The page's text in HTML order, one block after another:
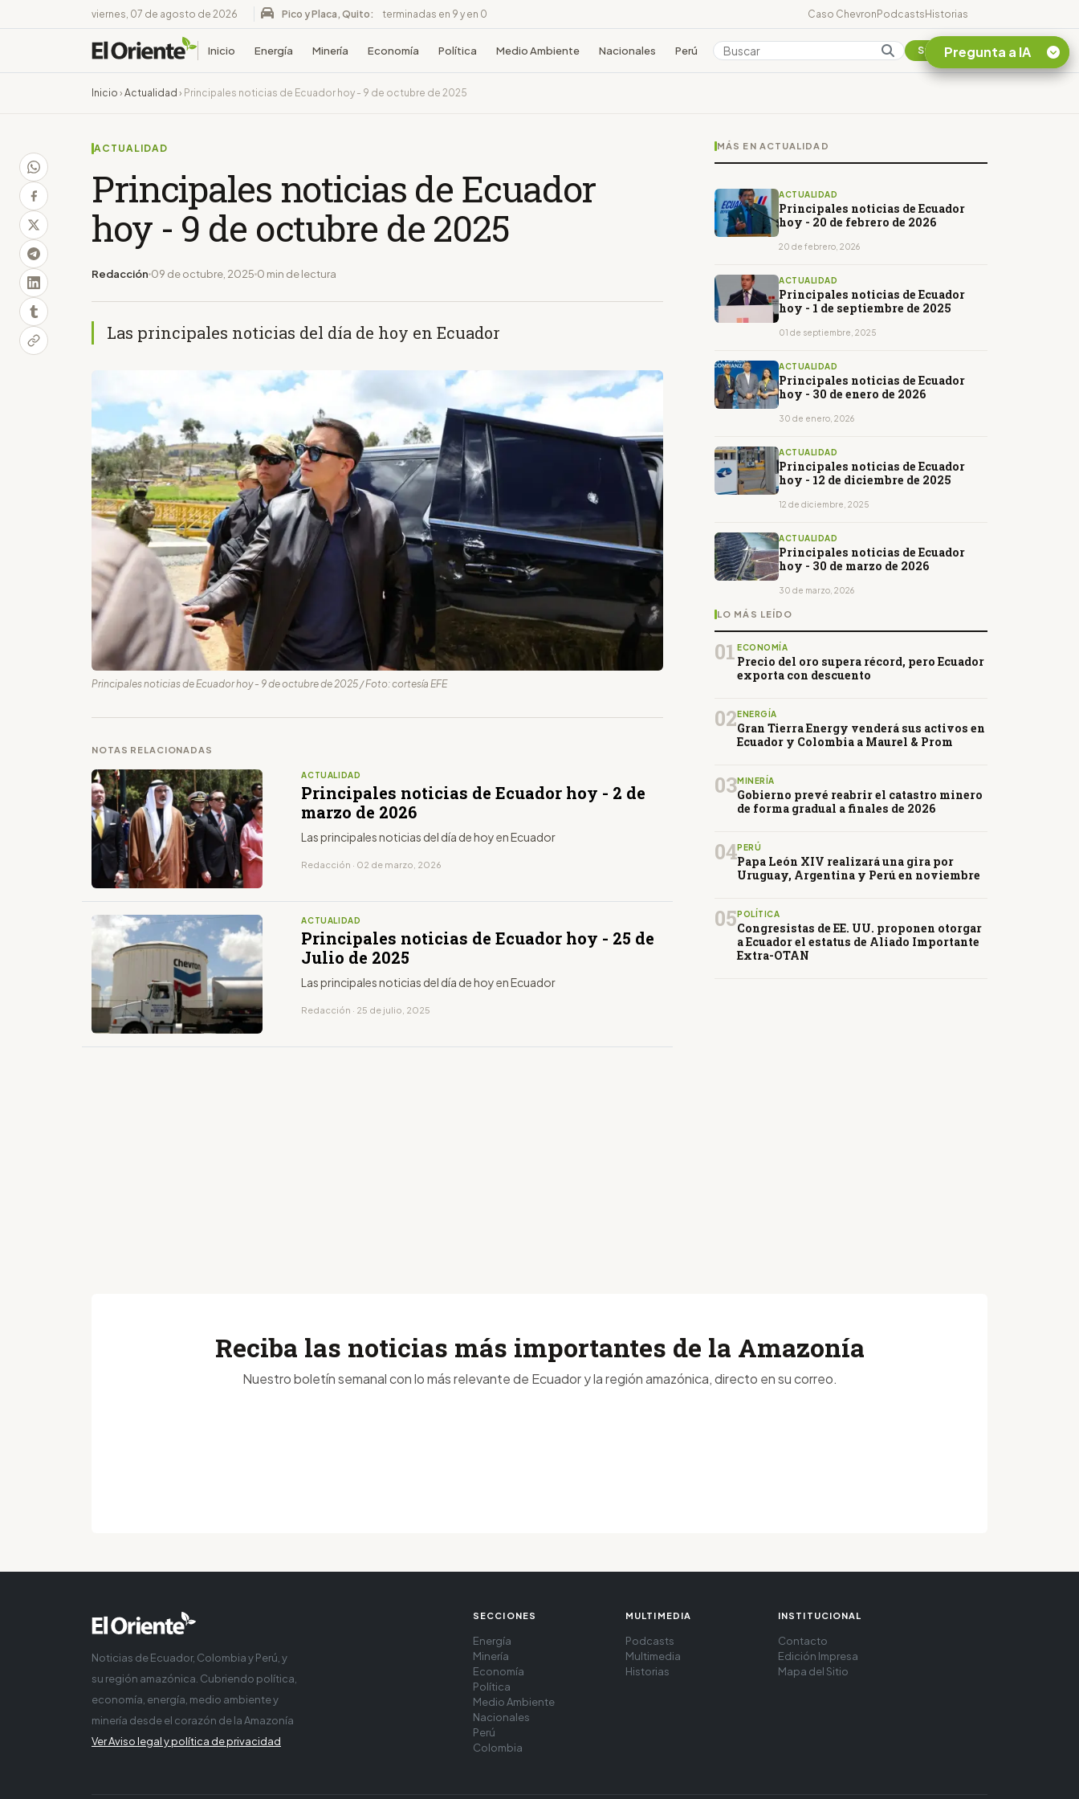
viernes, 07 de agosto de 2026 Pico y Placa, Quito: terminadas en 9 y en 0 Caso ChevronPodcastsHistorias
Inicio Energía Minería Economía Política Medio Ambiente Nacionales Perú Colombia Suscribirse
Inicio › Actualidad › Principales noticias de Ecuador hoy - 9 de octubre de 2025
ACTUALIDAD
Principales noticias de Ecuador
hoy - 9 de octubre de 2025
Redacción 09 de octubre, 2025 0 min de lectura
Las principales noticias del día de hoy en Ecuador
Principales noticias de Ecuador hoy - 9 de octubre de 2025 / Foto: cortesía EFE
NOTAS RELACIONADAS
ACTUALIDAD
Principales noticias de Ecuador hoy - 2 de
marzo de 2026
Las principales noticias del día de hoy en Ecuador
Redacción · 02 de marzo, 2026
ACTUALIDAD
Principales noticias de Ecuador hoy - 25 de
Julio de 2025
Las principales noticias del día de hoy en Ecuador
Redacción · 25 de julio, 2025
MÁS EN ACTUALIDAD
ACTUALIDAD
Principales noticias de Ecuador
hoy - 20 de febrero de 2026
20 de febrero, 2026
ACTUALIDAD
Principales noticias de Ecuador
hoy - 1 de septiembre de 2025
01 de septiembre, 2025
ACTUALIDAD
Principales noticias de Ecuador
hoy - 30 de enero de 2026
30 de enero, 2026
ACTUALIDAD
Principales noticias de Ecuador
hoy - 12 de diciembre de 2025
12 de diciembre, 2025
ACTUALIDAD
Principales noticias de Ecuador
hoy - 30 de marzo de 2026
30 de marzo, 2026
LO MÁS LEÍDO
01 ECONOMÍA
Precio del oro supera récord, pero Ecuador
exporta con descuento
02 ENERGÍA
Gran Tierra Energy venderá sus activos en
Ecuador y Colombia a Maurel & Prom
03MINERÍA
Gobierno prevé reabrir el catastro minero
de forma gradual a finales de 2026
04PERÚ
Papa León XIV realizará una gira por
Uruguay, Argentina y Perú en noviembre
05 POLÍTICA
Congresistas de EE. UU. proponen otorgar
a Ecuador el estatus de Aliado Importante
Extra-OTAN
Pregunta a IA
Reciba las noticias más importantes de la Amazonía
Nuestro boletín semanal con lo más relevante de Ecuador y la región amazónica, directo en su correo.
Noticias de Ecuador, Colombia y Perú, y
su región amazónica. Cubriendo política,
economía, energía, medio ambiente y
minería desde el corazón de la Amazonía
Ver Aviso legal y política de privacidad
SECCIONES
Energía
Minería
Economía
Política
Medio Ambiente
Nacionales
Perú
Colombia
MULTIMEDIA
Podcasts
Multimedia
Historias
INSTITUCIONAL
Contacto
Edición Impresa
Mapa del Sitio